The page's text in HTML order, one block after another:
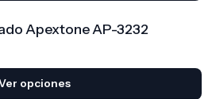
Apextone AP-3232
opciones